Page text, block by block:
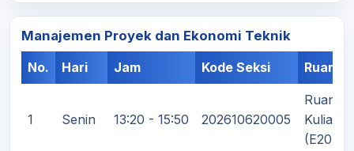
Manajemen Proyek dan Ekonomi Teknik
No.
Hari Jam Kode Seksi
1 Senin 13:20 - 15:50 202610620005
Ruang
Kuliah
(E20)